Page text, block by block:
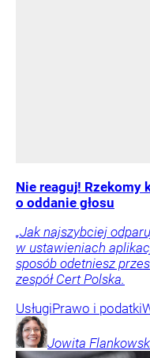
Nie reaguj! Rzekomy
o oddanie głosu
„Jak najszybciej
w ustawieniach
sposób odetniesz
zespół Cert Polska.
UsługiPrawo i podatki
Jowita